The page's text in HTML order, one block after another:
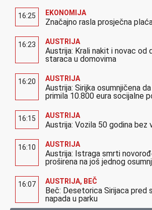
16:25 EKONOMIJA
Značajno rasla prosječna
16:23 AUSTRIJA
Austrija: Krali nakit i novac od
staraca u domovima
16:20 AUSTRIJA
Austrija: Sirijka osumnjičena
primila 10.800 eura socijalne
16:15 AUSTRIJA
Austrija: Vozila 50 godina bez
16:10 AUSTRIJA
Austrija: Istraga smrti
proširena na još jednog
16:07 AUSTRIJA, BEČ
Beč: Desetorica Sirijaca pred
napada u parku